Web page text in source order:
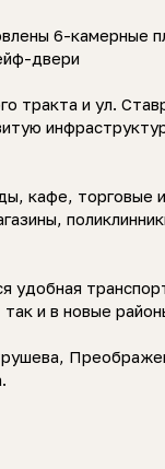
6-камерные
двери
тракта и ул.
кафе, торговые
удобная
и в новые